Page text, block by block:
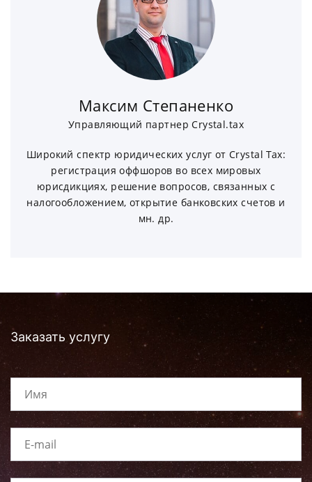
Максим Степаненко
Управляющий партнер Crystal.tax
Широкий спектр юридических услуг от Crystal Tax:
регистрация оффшоров во всех мировых
юрисдикциях, решение вопросов, связанных с
налогообложением, открытие банковских счетов и
мн. др.
Заказать услугу